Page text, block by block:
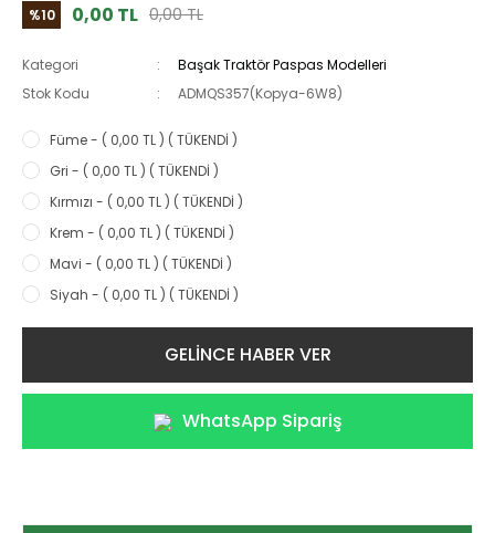
%10 0,00 TL 0,00 TL
Kategori
Başak Traktör Paspas Modelleri
Stok Kodu
ADMQS357(Kopya-6W8)
Füme - ( 0,00 TL ) ( TÜKENDİ )
Gri - ( 0,00 TL ) ( TÜKENDİ )
Kırmızı - ( 0,00 TL ) ( TÜKENDİ )
Krem - ( 0,00 TL ) ( TÜKENDİ )
Mavi - ( 0,00 TL ) ( TÜKENDİ )
Siyah - ( 0,00 TL ) ( TÜKENDİ )
GELİNCE HABER VER
WhatsApp Sipariş